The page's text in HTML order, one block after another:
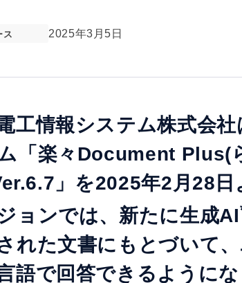
ス 2025年3月5日
工情報システム株式会
「楽々Document Plus(
」を2025年2月28
ョンでは、新たに生成AI
れた文書にもとづいて
語で回答できるように